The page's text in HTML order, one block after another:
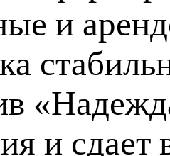
и
и